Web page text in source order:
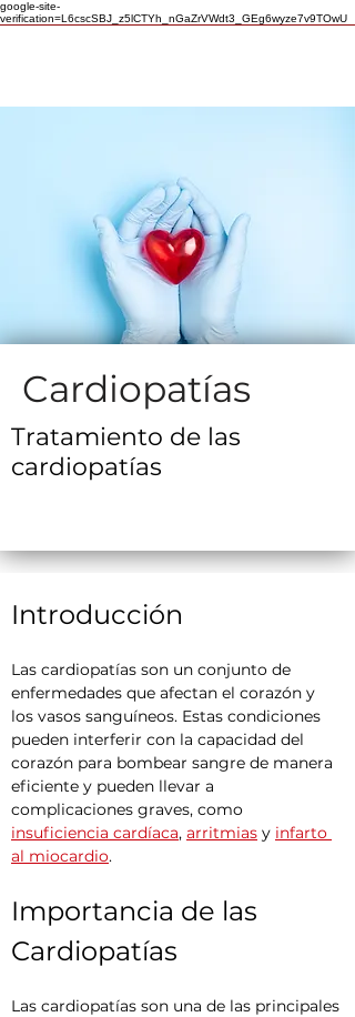
google-site-
verification=L6cscSBJ_z5lCTYh_nGaZrVWdt3_GEg6wyze7v9TOwU
Cardiopatías
Tratamiento de las
cardiopatías
Introducción
Las cardiopatías son un conjunto de
enfermedades que afectan el corazón y
los vasos sanguíneos. Estas condiciones
pueden interferir con la capacidad del
corazón para bombear sangre de manera
eficiente y pueden llevar a
complicaciones graves, como
insuficiencia cardíaca, arritmias y infarto
al miocardio.
Importancia de las
Cardiopatías
Las cardiopatías son una de las principales